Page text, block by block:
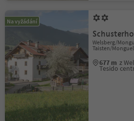
Na vyžádání
Welsberg/
Taisten/
677 m z
Tesido